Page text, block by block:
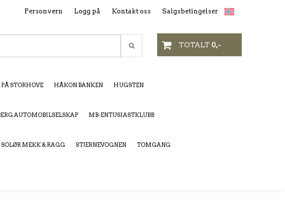
Personvern Logg på Kontakt oss Salgsbetingelser
TOTALT 0,-
STORHOVE HÅKON BANKEN HUGSTEN
AUTOMOBILSELSKAP MB-ENTUSIASTKLUBB
SOLØR MEKK & RAGG STJERNEVOGNEN TOMGANG